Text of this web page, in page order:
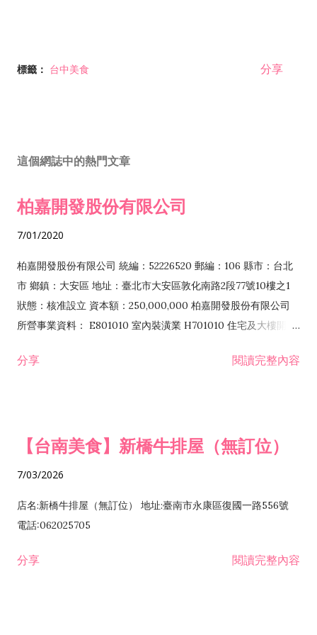
標籤： 台中美食 分享
這個網誌中的熱門文章
柏嘉開發股份有限公司
7/01/2020
柏嘉開發股份有限公司 統編：52226520 郵編：106 縣市：台北
市 鄉鎮：大安區 地址：臺北市大安區敦化南路2段77號10樓之1
狀態：核准設立 資本額：250,000,000 柏嘉開發股份有限公司
所營事業資料： E801010 室內裝潢業 H701010 住宅及大樓開發
發業 H703090 不動產買賣業 H703100 不動產租賃業 I503010
分享 閱讀完整內容
【台南美食】新橋牛排屋（無訂位）
7/03/2026
店名:新橋牛排屋（無訂位） 地址:臺南市永康區復國一路556號
電話:062025705
分享 閱讀完整內容